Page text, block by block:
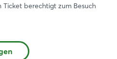
Ticket berechtigt zum Besuch